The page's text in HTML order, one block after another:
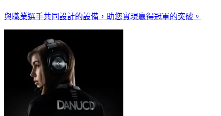
與職業選手共同設計的設備，助您實現贏得冠軍的突破。